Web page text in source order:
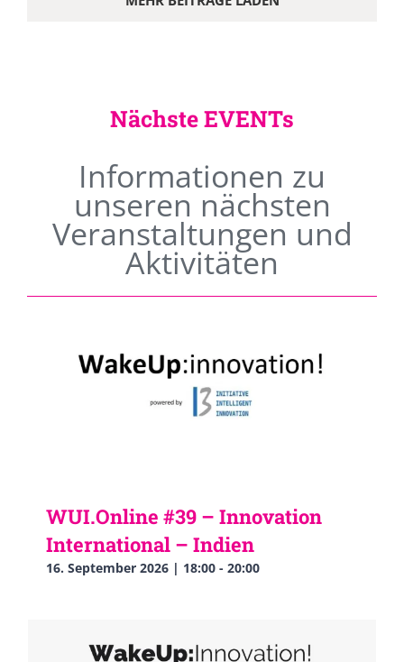
Nächste EVENTs
Informationen zu
unseren nächsten
Veranstaltungen und
Aktivitäten
WUI.Online #39 – Innovation
International – Indien
16. September 2026 | 18:00 - 20:00